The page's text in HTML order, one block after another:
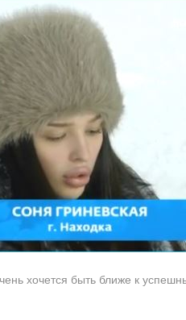
хочется быть ближе к